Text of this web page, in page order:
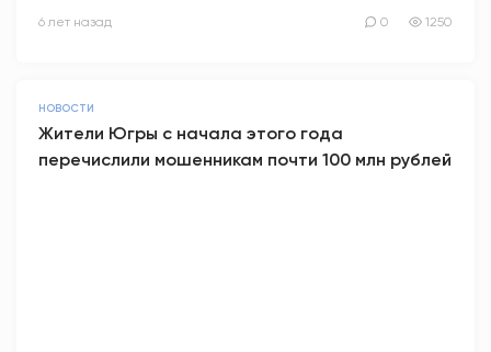
6 лет назад 0 1250
НОВОСТИ
Жители Югры с начала этого года
перечислили мошенникам почти 100 млн рублей